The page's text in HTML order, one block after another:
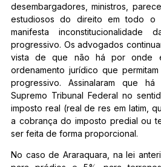
desembargadores, ministros,
estudiosos do direito em todo o
manifesta
progressivo. Os advogados
vista de que não há por onde
ordenamento jurídico que
progressivo. Assinalaram que
Supremo Tribunal Federal no
imposto real (real de res em latim,
a cobrança do imposto predial ou
ser feita de forma proporcional.
No caso de Araraquara, na lei